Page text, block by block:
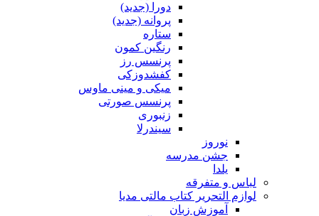
دورا (جدید)
پروانه (جدید)
ستاره
رنگین کمون
پرنسس رز
کفشدوزکی
میکی و مینی ماوس
پرنسس صورتی
زنبوری
سیندرلا
نوروز
جشن مدرسه
یلدا
لباس و متفرقه
لوازم التحریر کتاب مالتی مدیا
آموزش زبان